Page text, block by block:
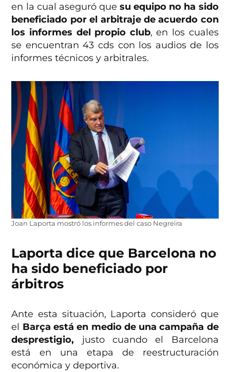
en la cual aseguró que su equipo no ha sido
beneficiado por el arbitraje de acuerdo con
los informes del propio club, en los cuales
se encuentran 43 cds con los audios de los
informes técnicos y arbitrales.
Joan Laporta mostró los informes del caso Negreira
Laporta dice que Barcelona no
ha sido beneficiado por
árbitros
Ante esta situación, Laporta consideró que
el Barça está en medio de una campaña de
desprestigio, justo cuando el Barcelona
está en una etapa de reestructuración
económica y deportiva.